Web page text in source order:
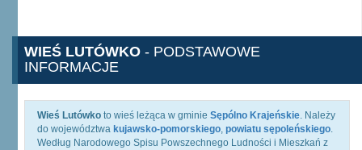
WIEŚ LUTÓWKO - PODSTAWOWE
INFORMACJE
Wieś Lutówko to wieś leżąca w gminie Sępólno Krajeńskie. Należy
do województwa kujawsko-pomorskiego, powiatu sępoleńskiego.
Według Narodowego Spisu Powszechnego Ludności i Mieszkań z